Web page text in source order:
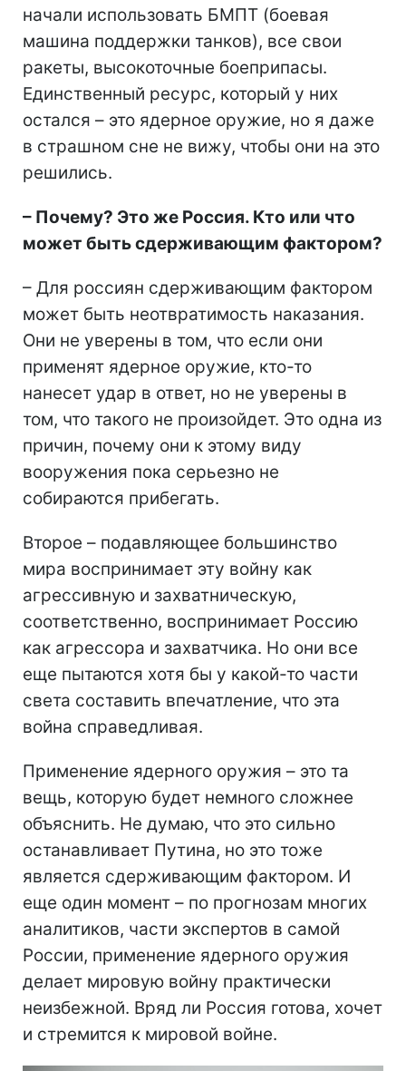
начали использовать БМПТ (боевая
машина поддержки танков), все свои
ракеты, высокоточные боеприпасы.
Единственный ресурс, который у них
остался – это ядерное оружие, но я даже
в страшном сне не вижу, чтобы они на это
решились.
– Почему? Это же Россия. Кто или что
может быть сдерживающим фактором?
– Для россиян сдерживающим фактором
может быть неотвратимость наказания.
Они не уверены в том, что если они
применят ядерное оружие, кто-то
нанесет удар в ответ, но не уверены в
том, что такого не произойдет. Это одна из
причин, почему они к этому виду
вооружения пока серьезно не
собираются прибегать.
Второе – подавляющее большинство
мира воспринимает эту войну как
агрессивную и захватническую,
соответственно, воспринимает Россию
как агрессора и захватчика. Но они все
еще пытаются хотя бы у какой-то части
света составить впечатление, что эта
война справедливая.
Применение ядерного оружия – это та
вещь, которую будет немного сложнее
объяснить. Не думаю, что это сильно
останавливает Путина, но это тоже
является сдерживающим фактором. И
еще один момент – по прогнозам многих
аналитиков, части экспертов в самой
России, применение ядерного оружия
делает мировую войну практически
неизбежной. Вряд ли Россия готова, хочет
и стремится к мировой войне.